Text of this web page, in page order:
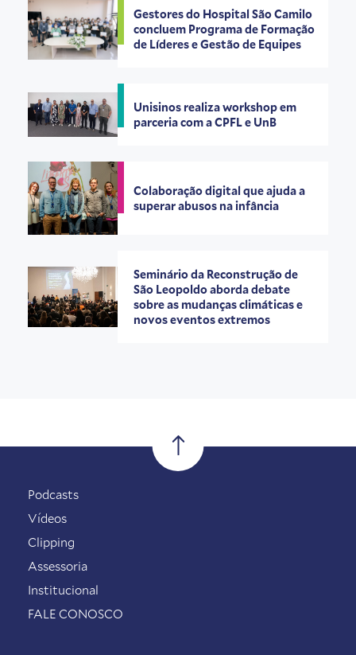
Gestores do Hospital São Camilo
concluem Programa de Formação
de Líderes e Gestão de Equipes
Unisinos realiza workshop em
parceria com a CPFL e UnB
Colaboração digital que ajuda a
superar abusos na infância
Seminário da Reconstrução de
São Leopoldo aborda debate
sobre as mudanças climáticas e
novos eventos extremos
Podcasts
Vídeos
Clipping
Assessoria
Institucional
FALE CONOSCO